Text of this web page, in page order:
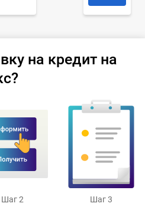
на кредит на
Шаг 2
Шаг 3